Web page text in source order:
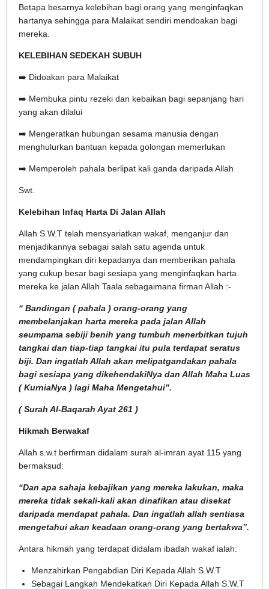
Betapa besarnya kelebihan bagi orang yang menginfaqkan
hartanya sehingga para Malaikat sendiri mendoakan bagi
mereka.
KELEBIHAN SEDEKAH SUBUH
➡️ Didoakan para Malaikat
➡️ Membuka pintu rezeki dan kebaikan bagi sepanjang hari
yang akan dilalui
➡️ Mengeratkan hubungan sesama manusia dengan
menghulurkan bantuan kepada golongan memerlukan
➡️ Memperoleh pahala berlipat kali ganda daripada Allah
Swt.
Kelebihan Infaq Harta Di Jalan Allah
Allah S.W.T telah mensyariatkan wakaf, menganjur dan
menjadikannya sebagai salah satu agenda untuk
mendampingkan diri kepadanya dan memberikan pahala
yang cukup besar bagi sesiapa yang menginfaqkan harta
mereka ke jalan Allah Taala sebagaimana firman Allah :-
“ Bandingan ( pahala ) orang-orang yang
membelanjakan harta mereka pada jalan Allah
seumpama sebiji benih yang tumbuh menerbitkan tujuh
tangkai dan tiap-tiap tangkai itu pula terdapat seratus
biji. Dan ingatlah Allah akan melipatgandakan pahala
bagi sesiapa yang dikehendakiNya dan Allah Maha Luas
( KurniaNya ) lagi Maha Mengetahui”.
( Surah Al-Baqarah Ayat 261 )
Hikmah Berwakaf
Allah s.w.t berfirman didalam surah al-imran ayat 115 yang
bermaksud:
“Dan apa sahaja kebajikan yang mereka lakukan, maka
mereka tidak sekali-kali akan dinafikan atau disekat
daripada mendapat pahala. Dan ingatlah allah sentiasa
mengetahui akan keadaan orang-orang yang bertakwa”.
Antara hikmah yang terdapat didalam ibadah wakaf ialah:
Menzahirkan Pengabdian Diri Kepada Allah S.W.T
Sebagai Langkah Mendekatkan Diri Kepada Allah S.W.T